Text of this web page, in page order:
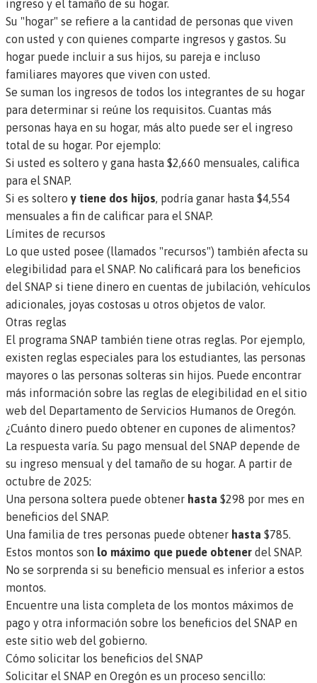
ingreso y el tamaño de su hogar.
Su "hogar" se refiere a la cantidad de personas que viven
con usted y con quienes comparte ingresos y gastos. Su
hogar puede incluir a sus hijos, su pareja e incluso
familiares mayores que viven con usted.
Se suman los ingresos de todos los integrantes de su hogar
para determinar si reúne los requisitos. Cuantas más
personas haya en su hogar, más alto puede ser el ingreso
total de su hogar. Por ejemplo:
Si usted es soltero y gana hasta $2,660 mensuales, califica
para el SNAP.
Si es soltero y tiene dos hijos, podría ganar hasta $4,554
mensuales a fin de calificar para el SNAP.
Límites de recursos
Lo que usted posee (llamados "recursos") también afecta su
elegibilidad para el SNAP. No calificará para los beneficios
del SNAP si tiene dinero en cuentas de jubilación, vehículos
adicionales, joyas costosas u otros objetos de valor.
Otras reglas
El programa SNAP también tiene otras reglas. Por ejemplo,
existen reglas especiales para los estudiantes, las personas
mayores o las personas solteras sin hijos. Puede encontrar
más información sobre las reglas de elegibilidad en el sitio
web del Departamento de Servicios Humanos de Oregón.
¿Cuánto dinero puedo obtener en cupones de alimentos?
La respuesta varía. Su pago mensual del SNAP depende de
su ingreso mensual y del tamaño de su hogar. A partir de
octubre de 2025:
Una persona soltera puede obtener hasta $298 por mes en
beneficios del SNAP.
Una familia de tres personas puede obtener hasta $785.
Estos montos son lo máximo que puede obtener del SNAP.
No se sorprenda si su beneficio mensual es inferior a estos
montos.
Encuentre una lista completa de los montos máximos de
pago y otra información sobre los beneficios del SNAP en
este sitio web del gobierno.
Cómo solicitar los beneficios del SNAP
Solicitar el SNAP en Oregón es un proceso sencillo: